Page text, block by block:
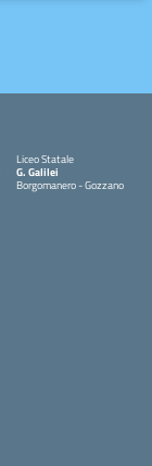
Liceo Statale
G. Galilei
Borgomanero - Gozzano